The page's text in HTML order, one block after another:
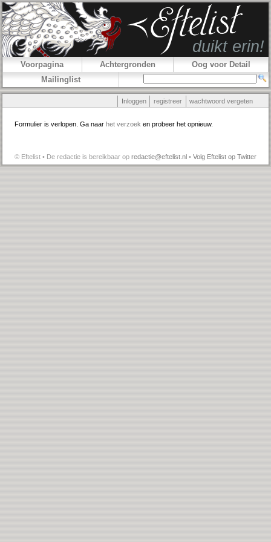
Voorpagina Achtergronden
Oog voor Detail
Mailinglist
Inloggen registreer wachtwoord vergeten
Formulier is verlopen. Ga naar het verzoek en probeer het opnieuw.
© Eftelist • De redactie is bereikbaar op redactie@eftelist.nl • Volg Eftelist op Twitter